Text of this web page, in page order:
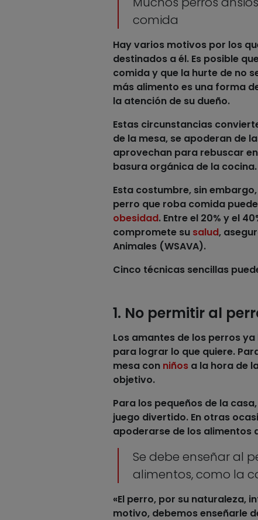
comida
Hay varios motivos por los
destinados a él. Es posible
comiday que la hurte de no
más alimento es una forma
la atención de su dueño.
Estas circunstancias
de la mesa, se apoderan de
aprovechan para rebuscar
basura orgánica de la cocina.
Esta costumbre, sin
perro que roba comida
obesidad. Entre el 20% y el
compromete su salud,
Animales (WSAVA).
Cinco técnicas sencillas
1. No permitir al
Los amantes de los perrosya
para lograr lo que quiere.
mesa con niñosa la hora de
objetivo.
Para los pequeños de la
juego divertido. En otras
apoderarse de los alimentos
Se debe enseñar al
alimentos, como la
«El perro, por su naturaleza,
motivo, debemos enseñarle